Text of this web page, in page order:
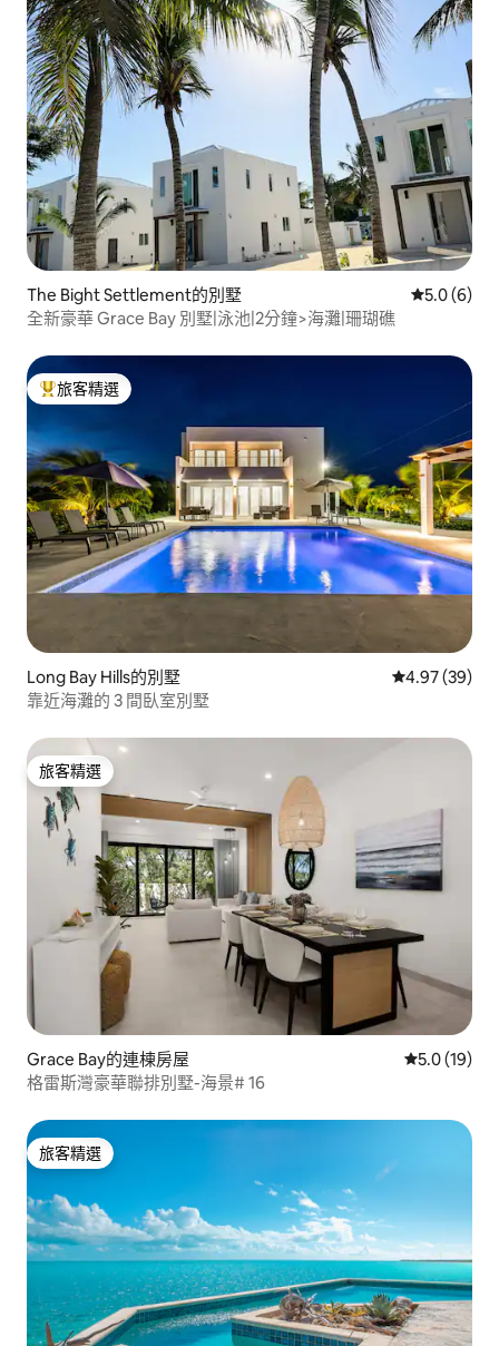
The Bight Settlement的別墅 從 6 則評
5.0 (6)
全新豪華 Grace Bay 別墅|泳池|2分鐘>海灘|珊瑚礁
旅客精選榜首
旅客精選
Long Bay Hills的別墅 從 39 則評價
4.97 (39)
靠近海灘的 3 間臥室別墅
旅客精選
旅客精選
Grace Bay的連棟房屋 從 19 則評
5.0 (19)
格雷斯灣豪華聯排別墅-海景# 16
旅客精選
旅客精選